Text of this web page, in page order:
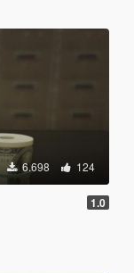
6.698 124
1.0